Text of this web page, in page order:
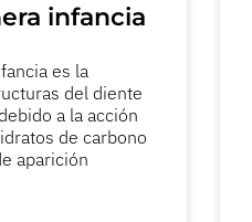
infancia
es la
del diente
a la acción
de carbono
aparición